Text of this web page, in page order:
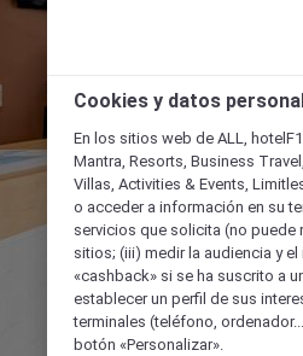
Cookies y datos
En los sitios web de ALL,
Mantra, Resorts, Business
Villas, Activities & Events,
o acceder a información en su
servicios que solicita (no puede
sitios; (iii) medir la audiencia y
«cashback» si se ha suscrito a
establecer un perfil de sus
terminales (teléfono,
botón «Personalizar».